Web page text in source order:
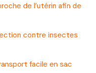
de l’utérin afin de
contre insectes
facile en sac